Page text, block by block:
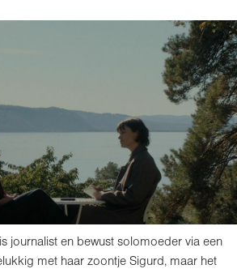
journalist en bewust solomoeder via een
met haar zoontje Sigurd, maar het